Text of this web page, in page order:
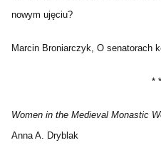
nowym ujęciu?
Marcin Broniarczyk, O senatorach
*
Women in the Medieval Monastic
Anna A. Dryblak